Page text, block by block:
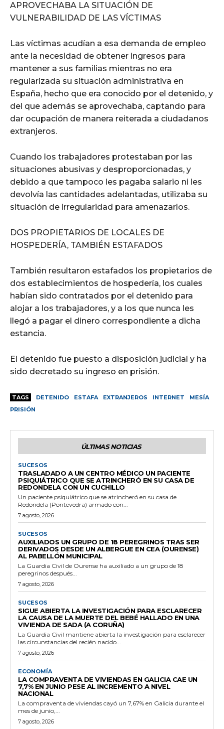
APROVECHABA LA SITUACIÓN DE
VULNERABILIDAD DE LAS VÍCTIMAS
Las víctimas acudían a esa demanda de empleo
ante la necesidad de obtener ingresos para
mantener a sus familias mientras no era
regularizada su situación administrativa en
España, hecho que era conocido por el detenido, y
del que además se aprovechaba, captando para
dar ocupación de manera reiterada a ciudadanos
extranjeros.
Cuando los trabajadores protestaban por las
situaciones abusivas y desproporcionadas, y
debido a que tampoco les pagaba salario ni les
devolvía las cantidades adelantadas, utilizaba su
situación de irregularidad para amenazarlos.
DOS PROPIETARIOS DE LOCALES DE
HOSPEDERÍA, TAMBIÉN ESTAFADOS
También resultaron estafados los propietarios de
dos establecimientos de hospedería, los cuales
habían sido contratados por el detenido para
alojar a los trabajadores, y a los que nunca les
llegó a pagar el dinero correspondiente a dicha
estancia.
El detenido fue puesto a disposición judicial y ha
sido decretado su ingreso en prisión.
TAGS DETENIDO ESTAFA EXTRANJEROS INTERNET
MESÍA
PRISIÓN
ÚLTIMAS NOTICIAS
SUCESOS
TRASLADADO A UN CENTRO MÉDICO UN PACIENTE
PSIQUIÁTRICO QUE SE ATRINCHERÓ EN SU CASA DE
REDONDELA CON UN CUCHILLO
Un paciente psiquiátrico que se atrincheró en su casa de
Redondela (Pontevedra) armado con...
7 agosto, 2026
SUCESOS
AUXILIADOS UN GRUPO DE 18 PEREGRINOS TRAS SER
DERIVADOS DESDE UN ALBERGUE EN CEA (OURENSE)
AL PABELLÓN MUNICIPAL
La Guardia Civil de Ourense ha auxiliado a un grupo de 18
peregrinos después...
7 agosto, 2026
SUCESOS
SIGUE ABIERTA LA INVESTIGACIÓN PARA ESCLARECER
LA CAUSA DE LA MUERTE DEL BEBÉ HALLADO EN UNA
VIVIENDA DE SADA (A CORUÑA)
La Guardia Civil mantiene abierta la investigación para esclarecer
las circunstancias del recién nacido...
7 agosto, 2026
ECONOMÍA
LA COMPRAVENTA DE VIVIENDAS EN GALICIA CAE UN
7,7% EN JUNIO PESE AL INCREMENTO A NIVEL
NACIONAL
La compraventa de viviendas cayó un 7,67% en Galicia durante el
mes de junio,...
7 agosto, 2026